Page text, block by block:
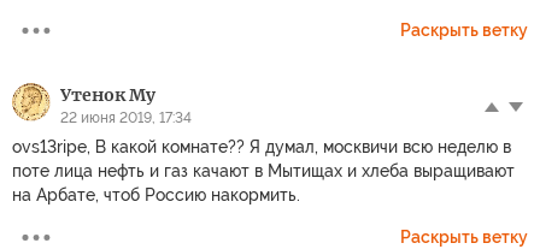
Раскрыть ветку
Утенок Му
22 июня 2019, 17:34
ovs13ripe, В какой комнате?? Я думал, москвичи всю неделю в
поте лица нефть и газ качают в Мытищах и хлеба выращивают
на Арбате, чтоб Россию накормить.
Раскрыть ветку